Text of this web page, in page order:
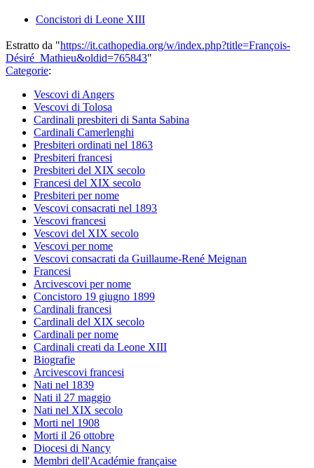
Concistori di Leone XIII
Estratto da "https://it.cathopedia.org/w/index.php?title=François-
Désiré_Mathieu&oldid=765843"
Categorie:
Vescovi di Angers
Vescovi di Tolosa
Cardinali presbiteri di Santa Sabina
Cardinali Camerlenghi
Presbiteri ordinati nel 1863
Presbiteri francesi
Presbiteri del XIX secolo
Francesi del XIX secolo
Presbiteri per nome
Vescovi consacrati nel 1893
Vescovi francesi
Vescovi del XIX secolo
Vescovi per nome
Vescovi consacrati da Guillaume-René Meignan
Francesi
Arcivescovi per nome
Concistoro 19 giugno 1899
Cardinali francesi
Cardinali del XIX secolo
Cardinali per nome
Cardinali creati da Leone XIII
Biografie
Arcivescovi francesi
Nati nel 1839
Nati il 27 maggio
Nati nel XIX secolo
Morti nel 1908
Morti il 26 ottobre
Diocesi di Nancy
Membri dell'Académie française